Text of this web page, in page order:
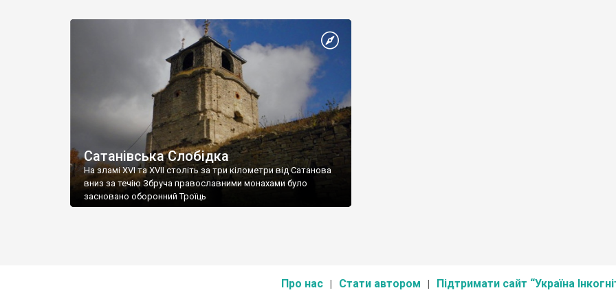
по тому передрукована добрим десятком інтернет-видань.
До того, нагадаємо, що у самому Сатанові, що у лісі біля
Троїцького монастиря валяється який старий хрест знало
Сатанівська Слобідка
На зламі XVI та XVII століть за три кілометри від Сатанова
вниз за течію Збруча православними монахами було
засновано оборонний Троїць
Про нас Стати автором Підтримати сайт “Україна